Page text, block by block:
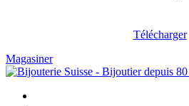
Télécharger
Magasiner